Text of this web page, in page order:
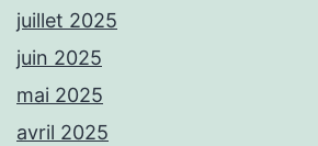
juillet 2025
juin 2025
mai 2025
avril 2025